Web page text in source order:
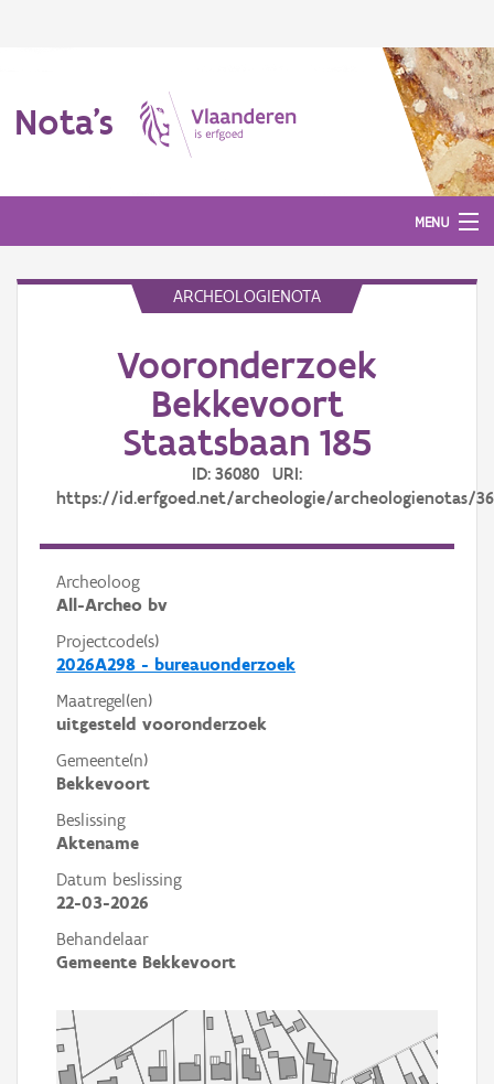
Nota's
MENU
ARCHEOLOGIENOTA
Vooronderzoek
Bekkevoort
Staatsbaan 185
ID: 36080 URI:
https://id.erfgoed.net/archeologie/archeologienotas/
Archeoloog
All-Archeo bv
Projectcode(s)
2026A298 - bureauonderzoek
Maatregel(en)
uitgesteld vooronderzoek
Gemeente(n)
Bekkevoort
Beslissing
Aktename
Datum beslissing
22-03-2026
Behandelaar
Gemeente Bekkevoort